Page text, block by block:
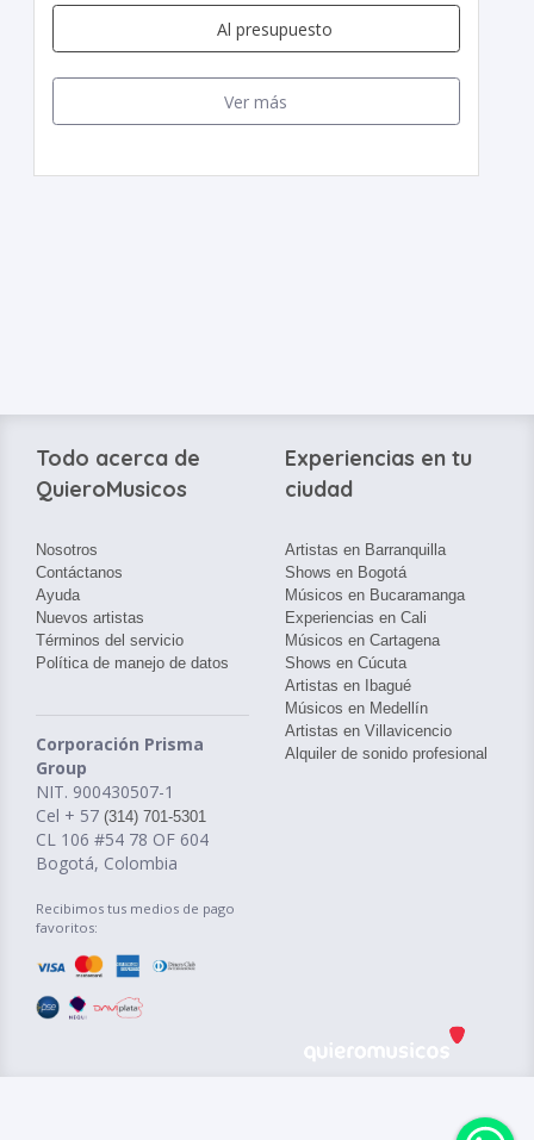
Al presupuesto
Ver más
Todo acerca de
QuieroMusicos
Nosotros
Contáctanos
Ayuda
Nuevos artistas
Términos del servicio
Política de manejo de datos
Corporación Prisma
Group
NIT. 900430507-1
Cel + 57 (314) 701-5301
CL 106 #54 78 OF 604
Bogotá, Colombia
Recibimos tus medios de pago
favoritos:
Experiencias en tu
ciudad
Artistas en Barranquilla
Shows en Bogotá
Músicos en Bucaramanga
Experiencias en Cali
Músicos en Cartagena
Shows en Cúcuta
Artistas en Ibagué
Músicos en Medellín
Artistas en Villavicencio
Alquiler de sonido profesional